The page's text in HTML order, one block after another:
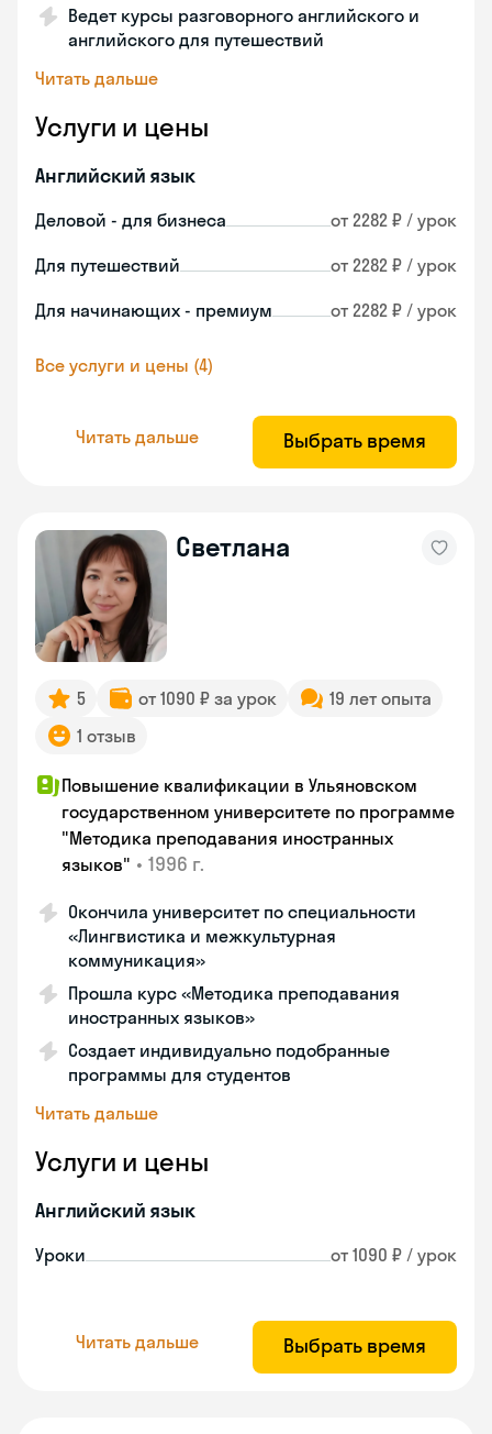
Ведет курсы разговорного английского и
английского для путешествий
Читать дальше
Услуги и цены
Английский язык
Деловой - для бизнеса от 2282 ₽ / урок
Для путешествий от 2282 ₽ / урок
Для начинающих - премиум от 2282 ₽ / урок
Все услуги и цены (4)
Читать дальше Выбрать время
Светлана
5 от 1090 ₽ за урок
19 лет опыта
1 отзыв
Повышение квалификации в Ульяновском
государственном университете по программе
"Методика преподавания иностранных
языков" • 1996 г.
Окончила университет по специальности
«Лингвистика и межкультурная
коммуникация»
Прошла курс «Методика преподавания
иностранных языков»
Создает индивидуально подобранные
программы для студентов
Читать дальше
Услуги и цены
Английский язык
Уроки от 1090 ₽ / урок
Читать дальше Выбрать время